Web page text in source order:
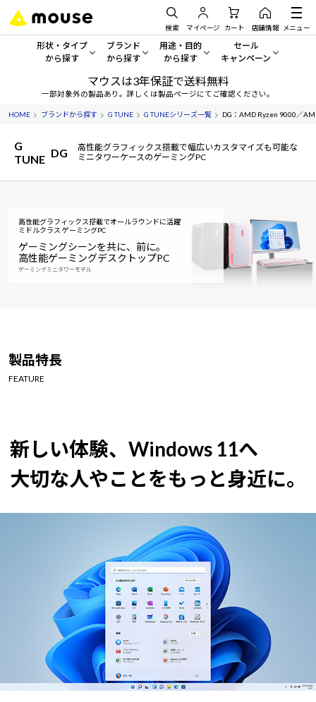
検索 マイページ カート 店舗情報 メニュー
形状・タイプ
から探す
形状・タイプから探す をすべてみる
デスクトップPC
ノートPC
サーバー
ワークステーション
ブランド
から探す
mouse
G TUNE
NEXTGEAR
MousePro
iiyama
用途・目的
から探す
一般向けパソコン
ゲーミングPC・ゲーム向けパソコン
クリエイティブ向け
学習向けパソコン
スペック/パーツ別
セール
キャンペーン
セール・キャンペー
期間限定セール
すべて新品の旧モデル製品
今イチオシのパソコンをピ
Windows 11|Copilot+ PC
マウスは3年保証で送料無料
一部対象外の製品あり。詳しくは製品ページにてご確認ください。
HOME ブランドから探す G TUNE G TUNEシリーズ一覧 DG：AMD Ryzen 9000／
G
TUNE DG
高性能グラフィックス搭載で幅広いカスタマイズも可能な
ミニタワーケースのゲーミングPC
高性能グラフィックス搭載でオールラウンドに活躍
ミドルクラス ゲーミングPC
ゲーミングシーンを共に、前に。
高性能ゲーミングデスクトップPC
ゲーミングミニタワーモデル
製品特長
FEATURE
新しい体験、Windows 11へ
大切な人やことをもっと身近に。